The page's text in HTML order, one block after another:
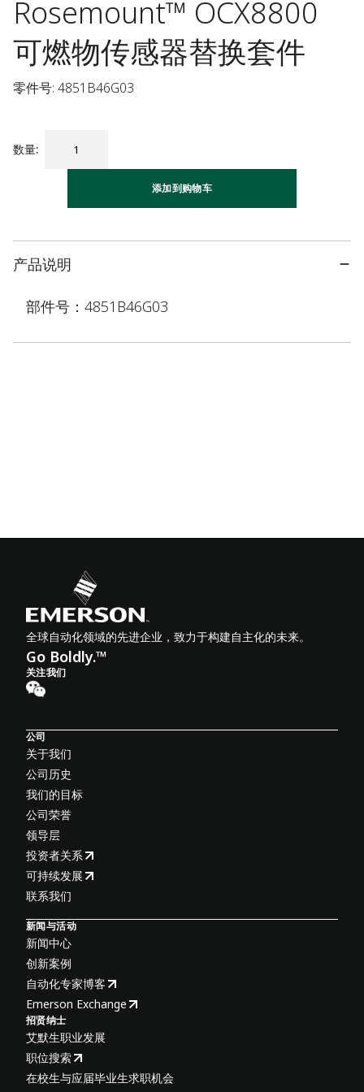
Rosemount™ OCX8800
可燃物传感器替换套件
零件号: 4851B46G03
数量:
添加到购物车
产品说明
部件号：4851B46G03
全球自动化领域的先进企业，致力于构建自主化的未来。
Go Boldly.™
关注我们
公司
关于我们
公司历史
我们的目标
公司荣誉
领导层
投资者关系
可持续发展
联系我们
新闻与活动
新闻中心
创新案例
自动化专家博客
Emerson Exchange
招贤纳士
艾默生职业发展
职位搜索
在校生与应届毕业生求职机会